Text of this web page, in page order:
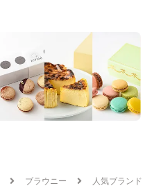
ブラウニー 人気ブランド